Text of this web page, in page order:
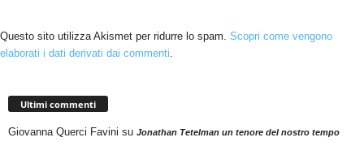
Questo sito utilizza Akismet per ridurre lo spam. Scopri come vengono
elaborati i dati derivati dai commenti.
Ultimi commenti
Giovanna Querci Favini su Jonathan Tetelman un tenore del nostro tempo